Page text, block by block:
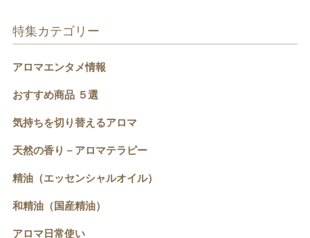
特集カテゴリー
アロマエンタメ情報
おすすめ商品 ５選
気持ちを切り替えるアロマ
天然の香り－アロマテラピー
精油（エッセンシャルオイル）
和精油（国産精油）
アロマ日常使い